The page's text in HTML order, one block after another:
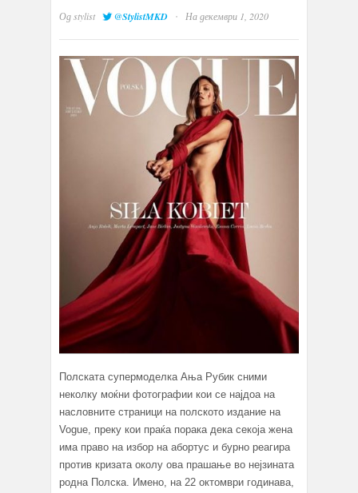
Одstylist @StylistMKD · На декември 1, 2020
Полската супермоделка Ања Рубик сними
неколку моќни фотографии кои се најдоа на
насловните страници на полското издание на
Vogue, преку кои праќа порака дека секоја жена
има право на избор на абортус и бурно реагира
против кризата околу ова прашање во нејзината
родна Полска. Имено, на 22 октомври годинава,